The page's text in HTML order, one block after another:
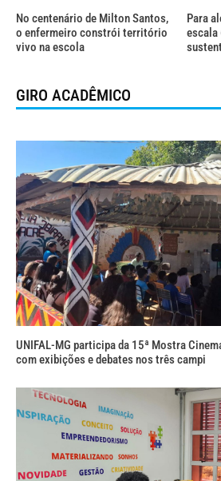
No centenário de Milton Santos,
o enfermeiro constrói território
vivo na escola
Para
escala
GIRO ACADÊMICO
UNIFAL-MG participa da 15ª Mostra
com exibições e debates nos três campi